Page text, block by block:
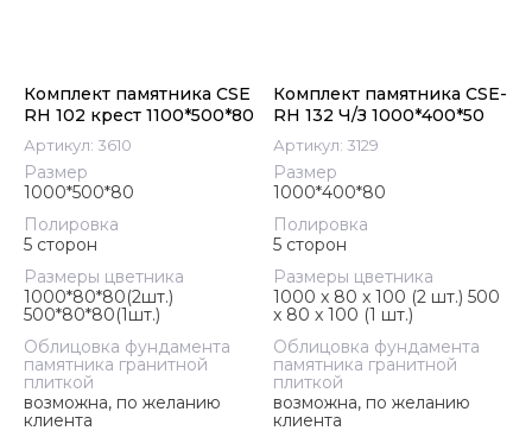
Комплект памятника СSE
RH 102 крест 1100*500*80
Артикул: 3610
Размер
1000*500*80
Полировка
5 сторон
Размеры цветника
1000*80*80(2шт.)
500*80*80(1шт.)
Облицовка фундамента
памятника гранитной
плиткой
возможна, по желанию
клиента
Комплект памятника CSE-
RH 132 Ч/З 1000*400*50
Артикул: 3129
Размер
1000*400*80
Полировка
5 сторон
Размеры цветника
1000 x 80 x 100 (2 шт.) 500
x 80 x 100 (1 шт.)
Облицовка фундамента
памятника гранитной
плиткой
возможна, по желанию
клиента